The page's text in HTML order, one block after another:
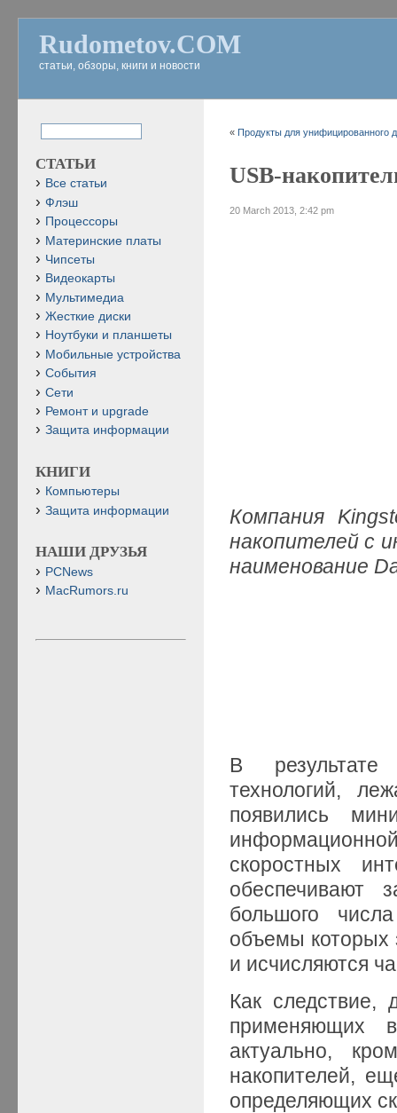
Rudometov.COM
статьи, обзоры, книги и новости
«Продукты для унифицированного
USB-
20 March 2013, 2:42 pm
Компания
накопителей с
наименование
В результате
технологий,
появились
скоростных
обеспечивают
большого
объемы которых
и исчисляются
Как следствие,
применяющих
актуально,
накопителей,
определяющих
СТАТЬИ
Все статьи
Флэш
Процессоры
Материнские платы
Чипсеты
Видеокарты
Мультимедиа
Жесткие диски
Ноутбуки и планшеты
Мобильные устройства
События
Сети
Ремонт и upgrade
Защита информации
КНИГИ
Компьютеры
Защита информации
НАШИ ДРУЗЬЯ
PCNews
MacRumors.ru